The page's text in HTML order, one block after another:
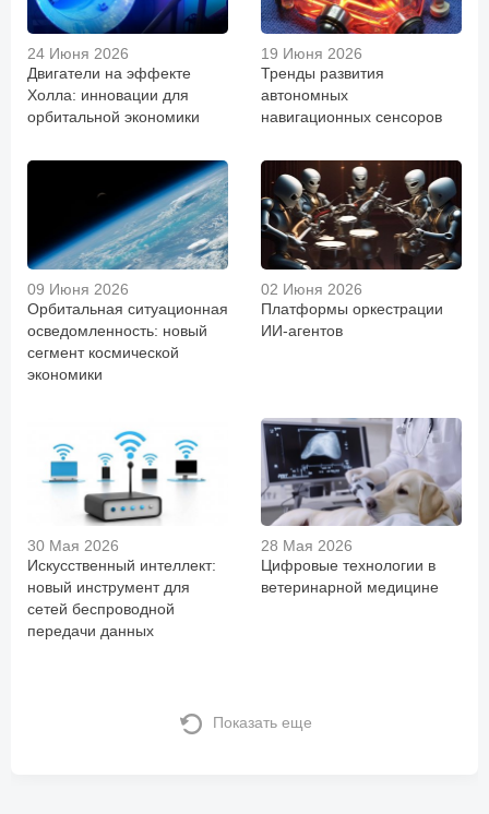
24 Июня 2026
Двигатели на эффекте
Холла: инновации для
орбитальной экономики
19 Июня 2026
Тренды развития
автономных
навигационных сенсоров
09 Июня 2026
Орбитальная ситуационная
осведомленность: новый
сегмент космической
экономики
02 Июня 2026
Платформы оркестрации
ИИ-агентов
30 Мая 2026
Искусственный интеллект:
новый инструмент для
сетей беспроводной
передачи данных
28 Мая 2026
Цифровые технологии в
ветеринарной медицине
Показать еще